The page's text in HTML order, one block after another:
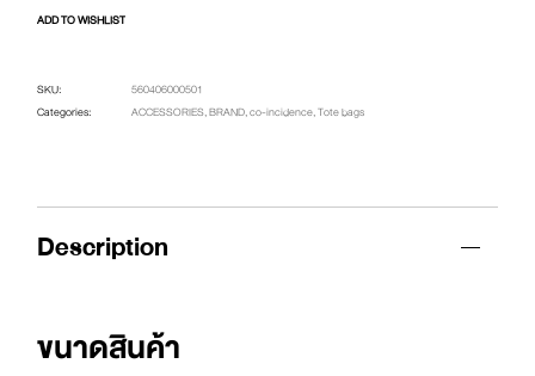
ADD TO WISHLIST
SKU:
560406000501
Categories:
ACCESSORIES,BRAND,co-incidence,Tote bags
Description
ขนาดสินค้า